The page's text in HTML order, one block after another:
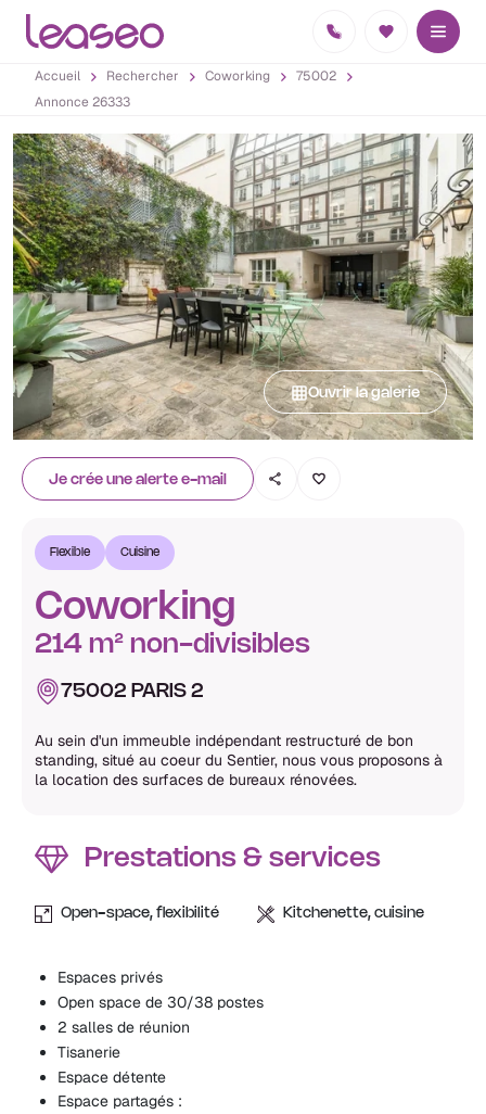
Accueil Rechercher Coworking
75002
Annonce 26333
Ouvrir la galerie
Je crée une alerte e-mail
Flexible Cuisine
Coworking
214 m² non-divisibles
75002 PARIS 2
Au sein d'un immeuble indépendant restructuré de bon
standing, situé au coeur du Sentier, nous vous proposons à
la location des surfaces de bureaux rénovées.
Prestations & services
Open-space, flexibilité Kitchenette, cuisine
Espaces privés
Open space de 30/38 postes
2 salles de réunion
Tisanerie
Espace détente
Espace partagés :